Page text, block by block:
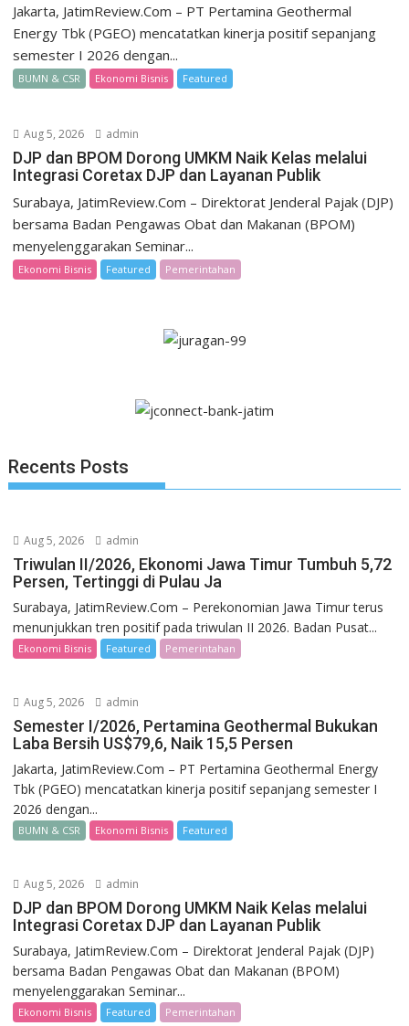
Jakarta, JatimReview.Com – PT Pertamina Geothermal
Energy Tbk (PGEO) mencatatkan kinerja positif sepanjang
semester I 2026 dengan...
BUMN & CSR Ekonomi Bisnis Featured
Aug 5, 2026 admin
DJP dan BPOM Dorong UMKM Naik Kelas melalui
Integrasi Coretax DJP dan Layanan Publik
Surabaya, JatimReview.Com – Direktorat Jenderal Pajak (DJP)
bersama Badan Pengawas Obat dan Makanan (BPOM)
menyelenggarakan Seminar...
Ekonomi Bisnis Featured Pemerintahan
Recents Posts
Aug 5, 2026 admin
Triwulan II/2026, Ekonomi Jawa Timur Tumbuh 5,72
Persen, Tertinggi di Pulau Ja
Surabaya, JatimReview.Com – Perekonomian Jawa Timur terus
menunjukkan tren positif pada triwulan II 2026. Badan Pusat...
Ekonomi Bisnis Featured Pemerintahan
Aug 5, 2026 admin
Semester I/2026, Pertamina Geothermal Bukukan
Laba Bersih US$79,6, Naik 15,5 Persen
Jakarta, JatimReview.Com – PT Pertamina Geothermal Energy
Tbk (PGEO) mencatatkan kinerja positif sepanjang semester I
2026 dengan...
BUMN & CSR Ekonomi Bisnis Featured
Aug 5, 2026 admin
DJP dan BPOM Dorong UMKM Naik Kelas melalui
Integrasi Coretax DJP dan Layanan Publik
Surabaya, JatimReview.Com – Direktorat Jenderal Pajak (DJP)
bersama Badan Pengawas Obat dan Makanan (BPOM)
menyelenggarakan Seminar...
Ekonomi Bisnis Featured Pemerintahan